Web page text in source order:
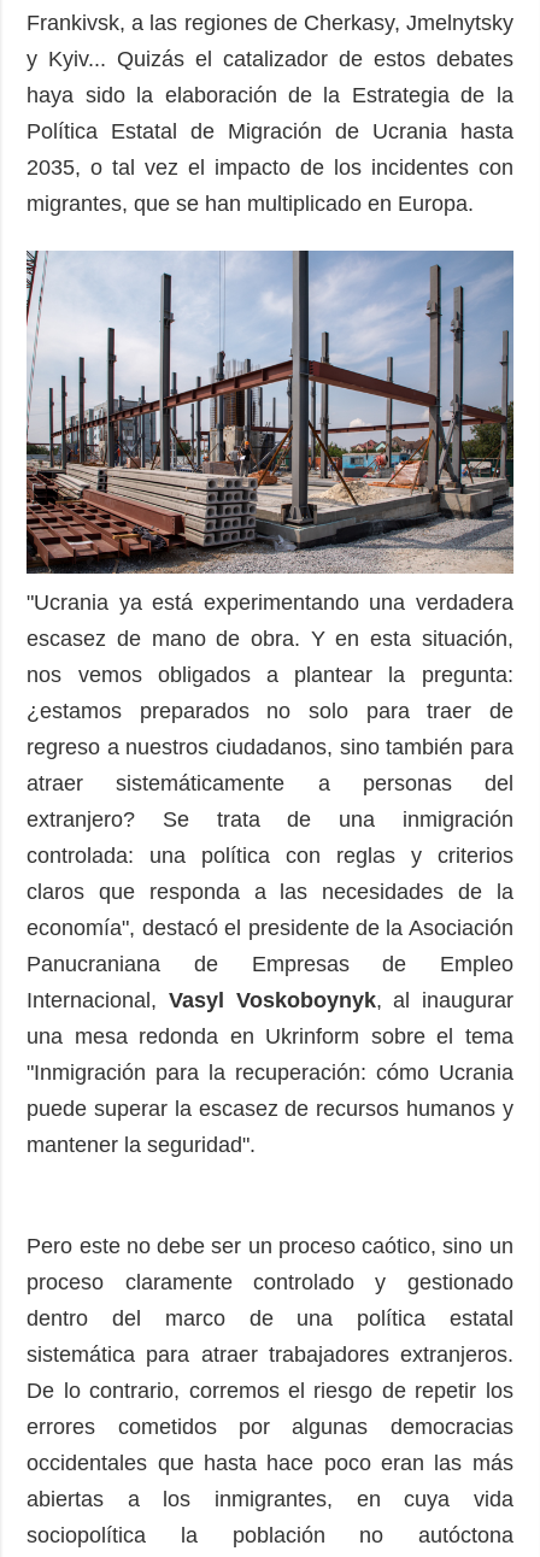
Frankivsk, a las regiones de Cherkasy, Jmelnytsky
y Kyiv... Quizás el catalizador de estos debates
haya sido la elaboración de la Estrategia de la
Política Estatal de Migración de Ucrania hasta
2035, o tal vez el impacto de los incidentes con
migrantes, que se han multiplicado en Europa.
"Ucrania ya está experimentando una verdadera
escasez de mano de obra. Y en esta situación,
nos vemos obligados a plantear la pregunta:
¿estamos preparados no solo para traer de
regreso a nuestros ciudadanos, sino también para
atraer sistemáticamente a personas del
extranjero? Se trata de una inmigración
controlada: una política con reglas y criterios
claros que responda a las necesidades de la
economía", destacó el presidente de la Asociación
Panucraniana de Empresas de Empleo
Internacional, Vasyl Voskoboynyk, al inaugurar
una mesa redonda en Ukrinform sobre el tema
"Inmigración para la recuperación: cómo Ucrania
puede superar la escasez de recursos humanos y
mantener la seguridad".
Pero este no debe ser un proceso caótico, sino un
proceso claramente controlado y gestionado
dentro del marco de una política estatal
sistemática para atraer trabajadores extranjeros.
De lo contrario, corremos el riesgo de repetir los
errores cometidos por algunas democracias
occidentales que hasta hace poco eran las más
abiertas a los inmigrantes, en cuya vida
sociopolítica la población no autóctona